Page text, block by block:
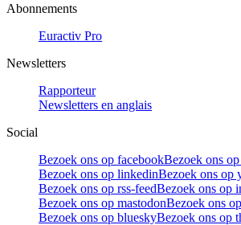
Abonnements
Euractiv Pro
Newsletters
Rapporteur
Newsletters en anglais
Social
Bezoek ons op facebookBezoek ons
Bezoek ons op linkedinBezoek ons op
Bezoek ons op rss-feedBezoek ons op
Bezoek ons op mastodonBezoek ons
Bezoek ons op blueskyBezoek ons op